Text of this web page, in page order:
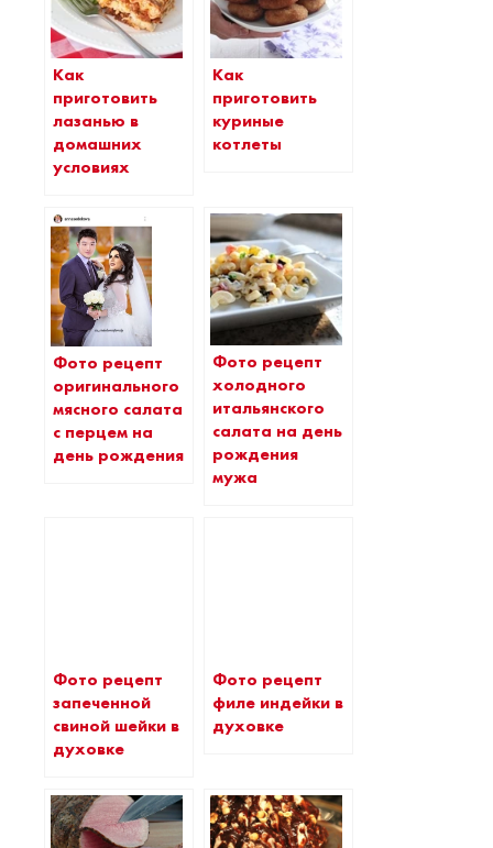
Как
приготовить
лазанью в
домашних
условиях
Как
приготовить
куриные
котлеты
Фото рецепт
оригинального
мясного салата
с перцем на
день рождения
Фото рецепт
холодного
итальянского
салата на день
рождения
мужа
Фото рецепт
запеченной
свиной шейки в
духовке
Фото рецепт
филе индейки в
духовке